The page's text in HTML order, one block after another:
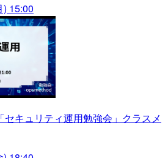
15:00
キュリティ運用勉強会」クラスメ